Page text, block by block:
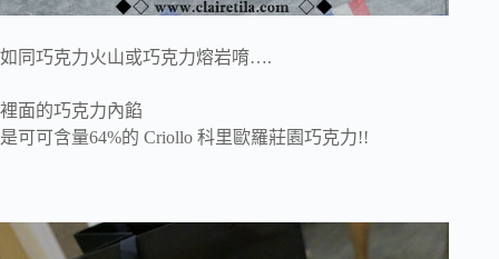
如同巧克力火山或巧克力熔岩唷….
裡面的巧克力內餡
是可可含量64%的 Criollo 科里歐羅莊園巧克力!!